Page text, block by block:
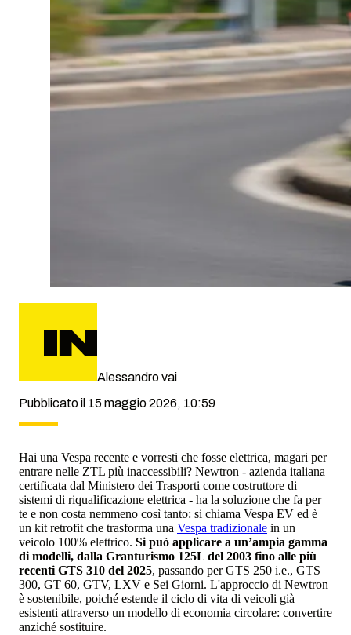
Alessandro vai
Pubblicato il 15 maggio 2026, 10:59
Hai una Vespa recente e vorresti che fosse elettrica, magari per
entrare nelle ZTL più inaccessibili? Newtron - azienda italiana
certificata dal Ministero dei Trasporti come costruttore di
sistemi di riqualificazione elettrica - ha la soluzione che fa per
te e non costa nemmeno così tanto: si chiama Vespa EV ed è
un kit retrofit che trasforma una Vespa tradizionale in un
veicolo 100% elettrico. Si può applicare a un’ampia gamma
di modelli, dalla Granturismo 125L del 2003 fino alle più
recenti GTS 310 del 2025, passando per GTS 250 i.e., GTS
300, GT 60, GTV, LXV e Sei Giorni. L'approccio di Newtron
è sostenibile, poiché estende il ciclo di vita di veicoli già
esistenti attraverso un modello di economia circolare: convertire
anziché sostituire.